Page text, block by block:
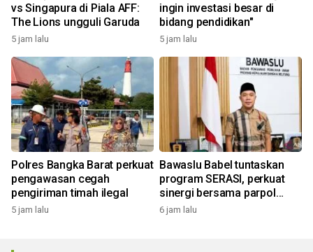
vs Singapura di Piala AFF:
The Lions ungguli Garuda
5 jam lalu
ingin investasi besar di
bidang pendidikan"
5 jam lalu
Polres Bangka Barat perkuat
pengawasan cegah
pengiriman timah ilegal
5 jam lalu
Bawaslu Babel tuntaskan
program SERASI, perkuat
sinergi bersama parpol
menuju tahapan Pemilu
6 jam lalu